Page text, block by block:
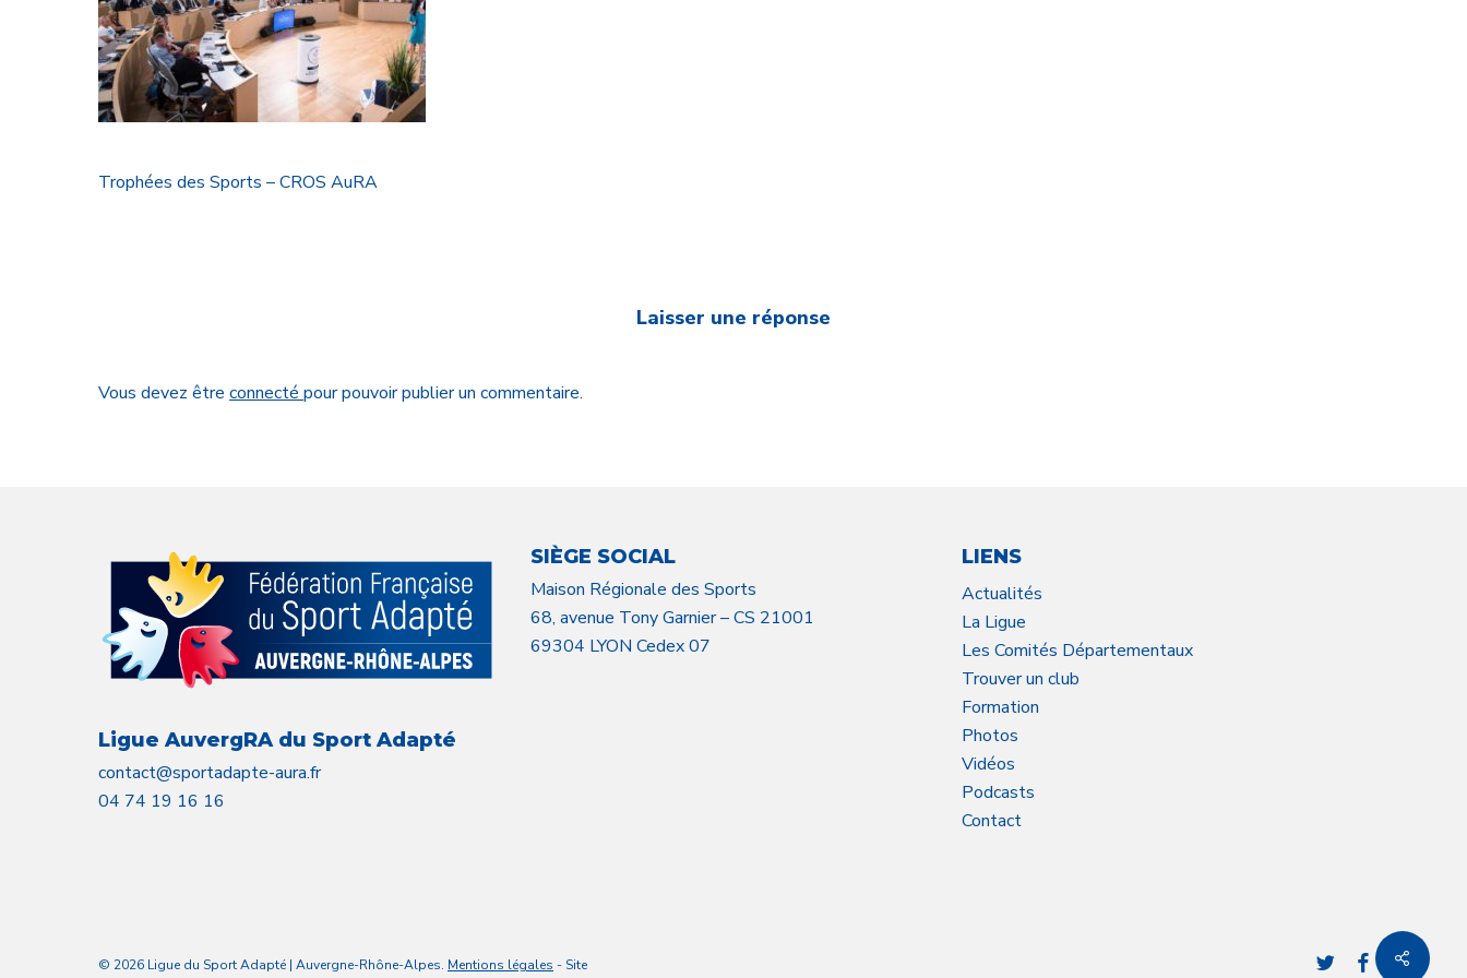
Trophées des Sports – CROS AuRA
Laisser une réponse
Vous devez être connecté pour pouvoir publier un commentaire.
Ligue AuvergRA du Sport Adapté
contact@sportadapte-aura.fr
04 74 19 16 16
SIÈGE SOCIAL
Maison Régionale des Sports
68, avenue Tony Garnier – CS 21001
69304 LYON Cedex 07
LIENS
Actualités
La Ligue
Les Comités Départementaux
Trouver un club
Formation
Photos
Vidéos
Podcasts
Contact
© 2026 Ligue du Sport Adapté | Auvergne-Rhône-Alpes. Mentions légales - Site twitter facebook